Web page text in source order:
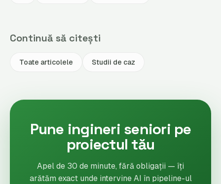
Continuă să citești
Toate articolele Studii de caz
Pune ingineri seniori pe
proiectul tău
Apel de 30 de minute, fără obligații — îți
arătăm exact unde intervine AI în pipeline-ul